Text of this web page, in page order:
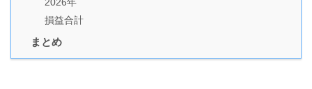
2026年
損益合計
まとめ